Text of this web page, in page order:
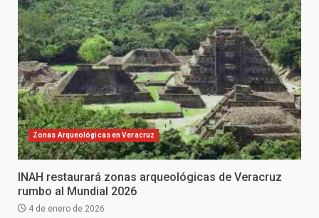
Zonas Arqueológicas en Veracruz
INAH restaurará zonas arqueológicas de Veracruz
rumbo al Mundial 2026
4 de enero de 2026